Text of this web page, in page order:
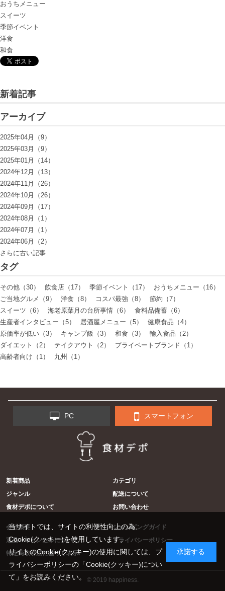
おうちメニュー
スイーツ
季節イベント
洋食
和食
新着記事
アーカイブ
2025年04月（9）
2025年03月（9）
2025年01月（14）
2024年12月（13）
2024年11月（26）
2024年10月（26）
2024年09月（17）
2024年08月（1）
2024年07月（1）
2024年06月（2）
さらに古い記事
タグ
その他（30） 飲食店（17） 季節イベント（17）
おうちメニュー（16）
ご当地グルメ（9）
洋食（8） コスパ最強（8）
節約（7）
スイーツ（6）
海老原葉月の台所事情（6）
食料品備蓄（6）
生産者インタビュー（5）
居酒屋メニュー（5）
健康食品（4）
原価率が低い（3）
キャンプ飯（3） 和食（3）
輸入食品（2）
ダイエット（2）
テイクアウト（2）
プライベートブランド（1）
高齢者向け（1）
九州（1）
PC スマートフォン
新着商品
カテゴリ
ジャンル
配送について
食材デポについて
お問い合わせ
会社概要
ショッピングガイド
返品・キャンセルについて
プライバシーポリシー
特定商取引法に基づく表示
© 2019 happiness.
当サイトでは、サイトの利便性向上の為、
Cookie(クッキー)を使用しています。
サイトのCookie(クッキー)の使用に関しては、プ
ライバシーポリシーの「Cookie(クッキー)につい
て」 をお読みください。
承諾する